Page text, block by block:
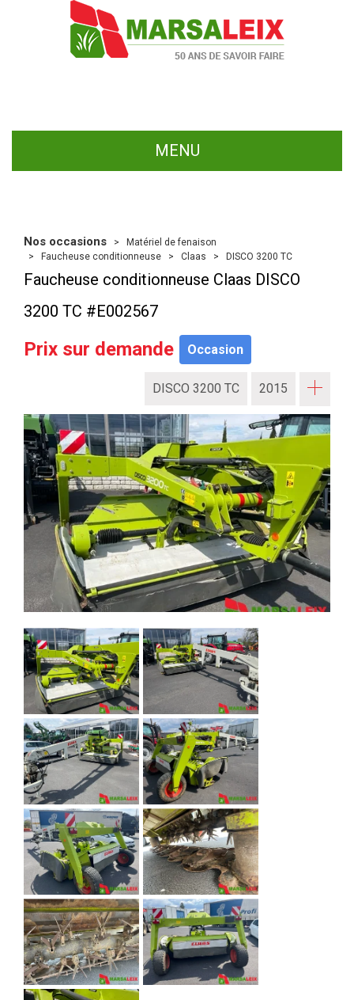
MENU
Nos occasions
Matériel de fenaison
Faucheuse conditionneuse
Claas DISCO 3200 TC
Faucheuse conditionneuse Claas DISCO
3200 TC #E002567
Prix sur demande Occasion
DISCO 3200 TC 2015